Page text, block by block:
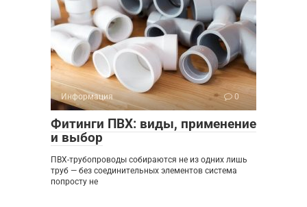
Информация 0
Фитинги ПВХ: виды, применение
и выбор
ПВХ-трубопроводы собираются не из одних лишь
труб — без соединительных элементов система
попросту не